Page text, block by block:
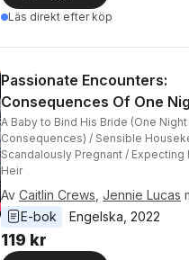
Läs direkt efter köp
Passionate Encounters:
Consequences Of One
A Baby to Bind His Bride (One
Consequences) / Sensible
Scandalously Pregnant / Expecting
Heir
Av Caitlin Crews Jennie Lucas
E-bok
Engelska 2022
119 kr